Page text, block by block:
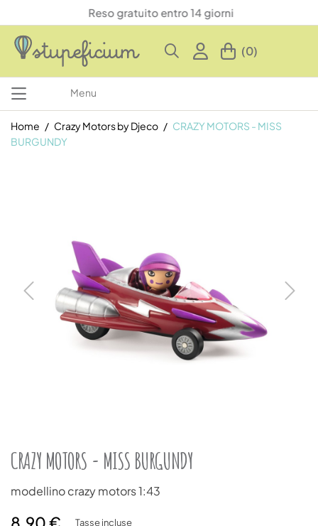
Reso gratuito entro 14 giorni
(0)
Menu
Home Crazy Motors by Djeco
CRAZY MOTORS - MISS
BURGUNDY
CRAZY MOTORS - MISS BURGUNDY
modellino crazy motors 1:43
Tasse incluse